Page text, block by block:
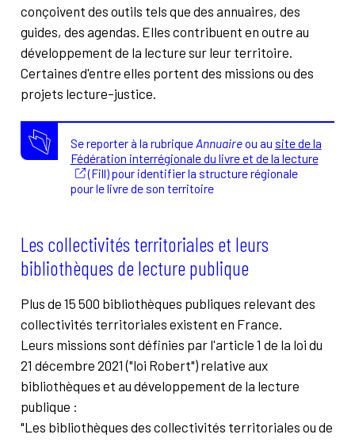
conçoivent des outils tels que des annuaires, des
guides, des agendas. Elles contribuent en outre au
développement de la lecture sur leur territoire.
Certaines d'entre elles portent des missions ou des
projets lecture-justice.
Se reporter à la rubriqueAnnuaireou au site de la
Fédération interrégionale du livre et de la lecture
(Fill) pour identifier la structure régionale
pour le livre de son territoire
Les collectivités territoriales et leurs
bibliothèques de lecture publique
Plus de 15 500 bibliothèques publiques relevant des
collectivités territoriales existent en France.
Leurs missions sont définies par l'article 1 de la loi du
21 décembre 2021 ("loi Robert") relative aux
bibliothèques et au développement de la lecture
publique :
"Les bibliothèques des collectivités territoriales ou de